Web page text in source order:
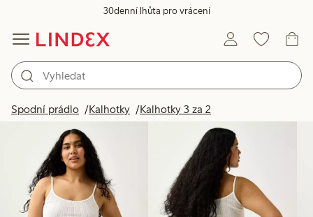
30denní lhůta pro vrácení
Spodní prádlo Kalhotky Kalhotky 3 za 2Produkty na obrázku